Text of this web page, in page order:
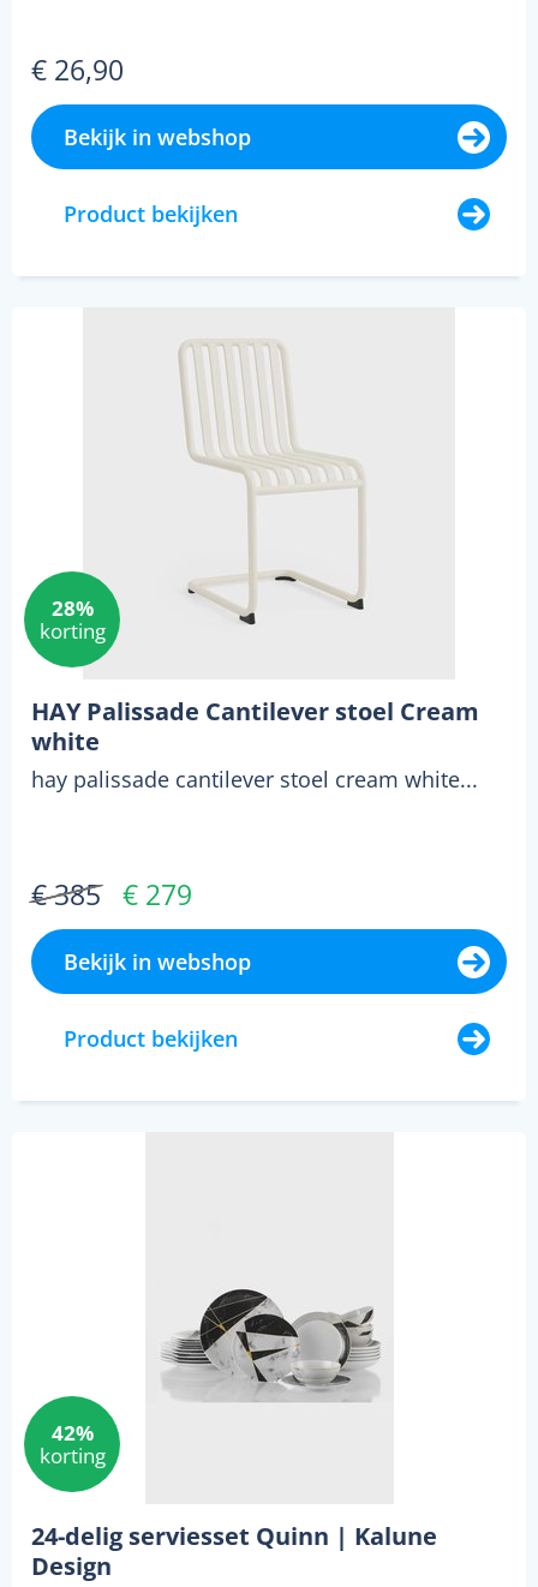
€ 26,90
Bekijk in webshop
Product bekijken
28%
korting
HAY Palissade Cantilever stoel Cream
white
hay palissade cantilever stoel cream white...
€ 385 € 279
Bekijk in webshop
Product bekijken
42%
korting
24-delig serviesset Quinn | Kalune
Design